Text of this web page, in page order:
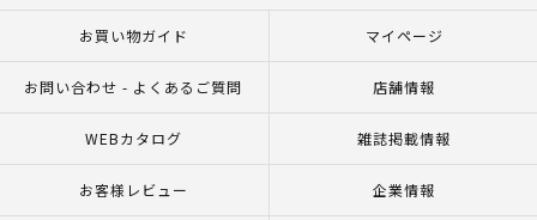
お買い物ガイド マイページ
お問い合わせ - よくあるご質問 店舗情報
WEBカタログ 雑誌掲載情報
お客様レビュー 企業情報